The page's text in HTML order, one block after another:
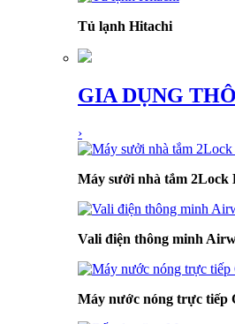
Tủ lạnh Hitachi
GIA DỤNG
›
Máy sưởi nhà tắm 2Lock
Vali điện thông minh
Máy nước nóng trực tiếp